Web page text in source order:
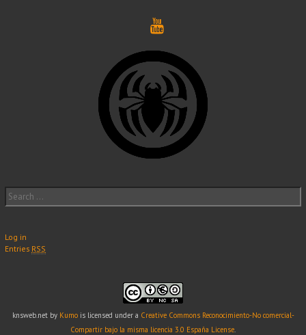
Search
for:
Log in
Entries RSS
knsweb.netby Kumois licensed under a Creative Commons Reconocimiento-No comercial-
Compartir bajo la misma licencia 3.0 España License